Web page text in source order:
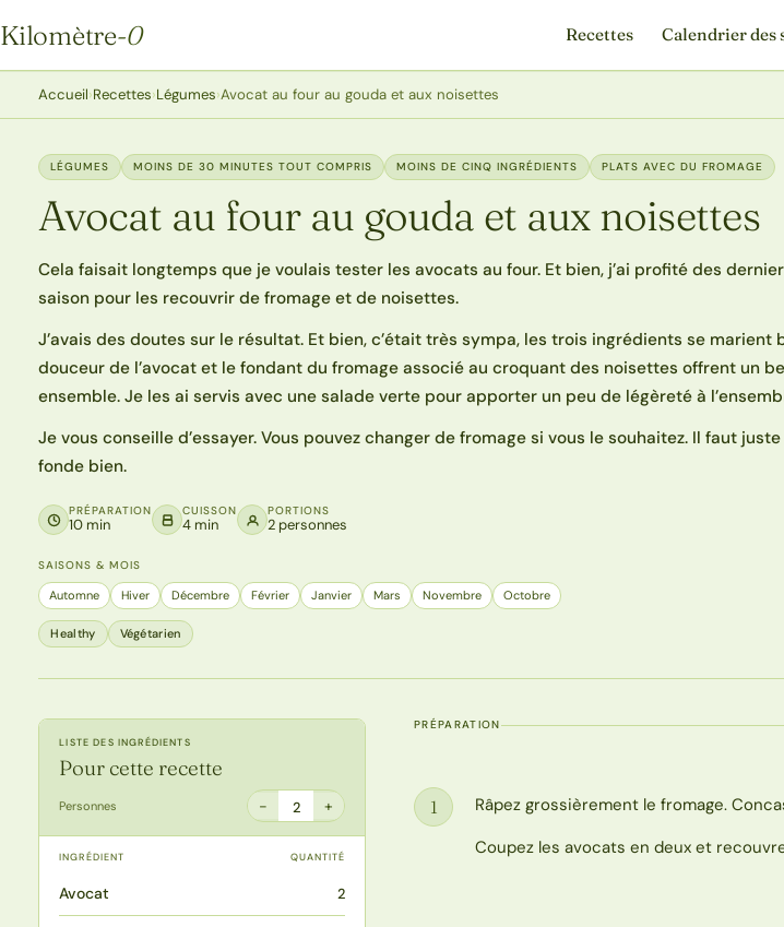
Kilomètre-0
Kilomètre-0
Recettes Calendrier des
Accueil›Recettes›Légumes›Avocat au four au gouda et aux noisettes
LÉGUMES MOINS DE 30 MINUTES TOUT COMPRIS MOINS DE CINQ INGRÉDIENTS PLATS AVEC DU FROMAGE
Avocat au four au gouda et aux noisettes
Cela faisait longtemps que je voulais tester les avocats au four. Et bien, j’ai profité des
saison pour les recouvrir de fromage et de noisettes.
J’avais des doutes sur le résultat. Et bien, c’était très sympa, les trois ingrédients se marient
douceur de l’avocat et le fondant du fromage associé au croquant des noisettes offrent un
ensemble. Je les ai servis avec une salade verte pour apporter un peu de légèreté à
Je vous conseille d’essayer. Vous pouvez changer de fromage si vous le souhaitez. Il faut juste
fonde bien.
PRÉPARATION
10 min
CUISSON
4 min
PORTIONS
2 personnes
SAISONS & MOIS
Automne Hiver Décembre Février Janvier Mars Novembre Octobre
Healthy Végétarien
LISTE DES INGRÉDIENTS
Pour cette recette
Personnes − 2 +
INGRÉDIENT QUANTITÉ
Avocat 2
PRÉPARATION
Étape
1
Râpez grossièrement le fromage.
Coupez les avocats en deux et